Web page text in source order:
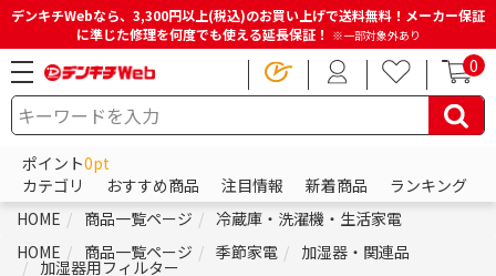
デンキチWebなら、3,300円以上(税込)のお買い上げで送料無料！メーカー保証
に準じた修理を何度でも使える延長保証！ ※一部対象外あり
0
ポイント0pt
カテゴリ
おすすめ商品 注目情報 新着商品
ランキング
HOME
商品一覧ページ
冷蔵庫・洗濯機・生活家電
HOME
商品一覧ページ 季節家電 加湿器・関連品
加湿器用フィルター